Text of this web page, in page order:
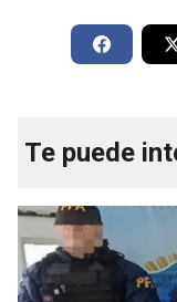
Te puede